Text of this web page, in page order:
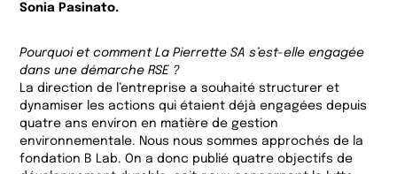
Sonia Pasinato.
Pourquoi et comment La Pierrette SA s’est-elle engagée
dans une démarche RSE ?
La direction de l’entreprise a souhaité structurer et
dynamiser les actions qui étaient déjà engagées depuis
quatre ans environ en matière de gestion
environnementale. Nous nous sommes approchés de la
fondation B Lab. On a donc publié quatre objectifs de